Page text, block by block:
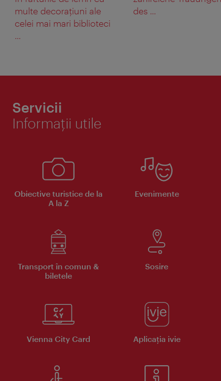
multe decoraţiuni ale
celei mai mari biblioteci
...
des ...
Servicii
Informaţii utile
Obiective turistice de la
A la Z
Evenimente
Transport în comun &
biletele
Sosire
Vienna City Card Aplicaţia ivie